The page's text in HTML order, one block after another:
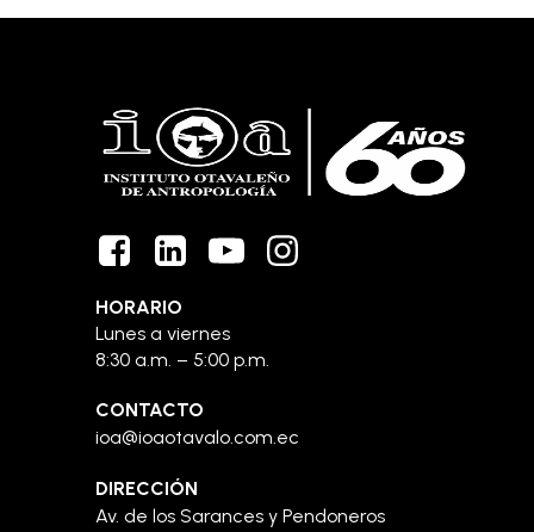
HORARIO
Lunes a viernes
8:30 a.m. – 5:00 p.m.
CONTACTO
ioa@ioaotavalo.com.ec
DIRECCIÓN
Av. de los Sarances y Pendoneros